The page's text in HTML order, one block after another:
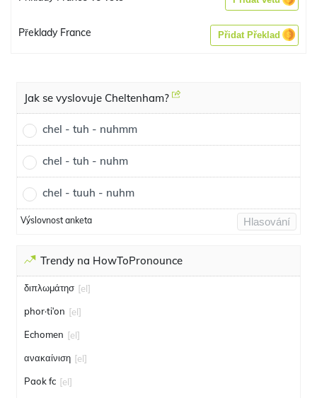
Překlady France Přidat Překlad
Jak se vyslovuje Cheltenham?
chel - tuh - nuhmm
chel - tuh - nuhm
chel - tuuh - nuhm
Výslovnost anketa Hlasování
Trendy na HowToPronounce
διπλωμάτησ [el]
phor·tiʹon [el]
Echomen [el]
ανακαίνιση [el]
Paok fc [el]